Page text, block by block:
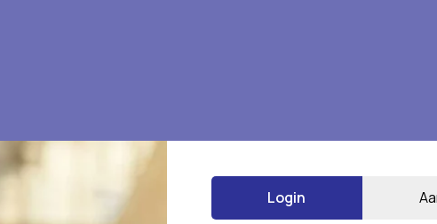
Login